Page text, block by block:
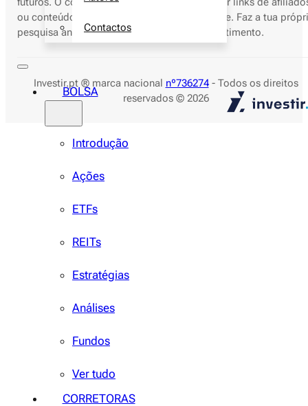
Contactos
BOLSA
Introdução
Ações
ETFs
REITs
Estratégias
Análises
Fundos
Ver tudo
CORRETORAS
ou conteúdo patrocinado para sustentar o site. Faz a tua
pesquisa antes de tomares decisões de investimento.
Investir.pt ® marca nacional nº736274- Todos os direitos
reservados © 2026